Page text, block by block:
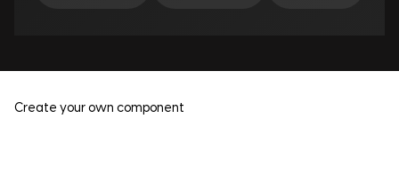
Create your own component